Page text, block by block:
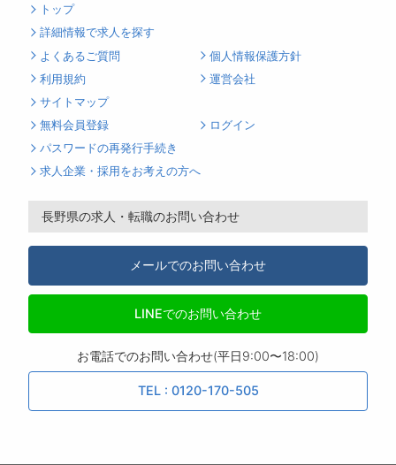
トップ
詳細情報で求人を探す
よくあるご質問
個人情報保護方針
利用規約
運営会社
サイトマップ
無料会員登録
ログイン
パスワードの再発行手続き
求人企業・採用をお考えの方へ
長野県の求人・転職のお問い合わせ
メールでのお問い合わせ
LINEでのお問い合わせ
お電話でのお問い合わせ(平日9:00〜18:00)
TEL : 0120-170-505